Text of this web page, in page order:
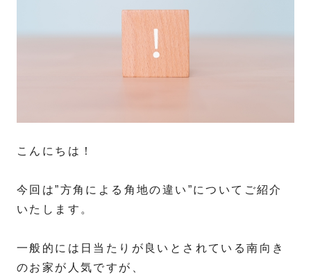
こんにちは！
今回は”方角による角地の違い”についてご紹介
いたします。
一般的には日当たりが良いとされている南向き
のお家が人気ですが、